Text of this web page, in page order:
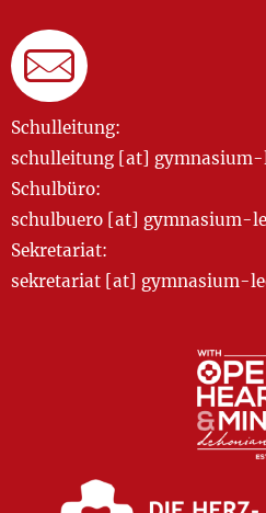
Schulleitung:
schulleitung [at]
Schulbüro:
schulbuero [at] gymnasium-
Sekretariat:
sekretariat [at] gymnasium-